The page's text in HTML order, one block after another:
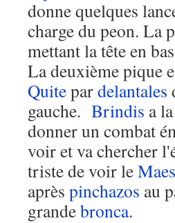
donne quelques
charge du peon. La
mettant la tête en
La deuxième pique
Quitepardelantales
gauche. Brindis a
donner un combat
voir et va chercher
triste de voir le
après pinchazos au
grandebronca.